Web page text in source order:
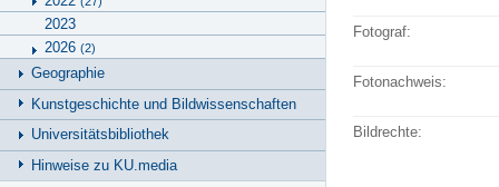
2023
2026 (2)
Geographie
Kunstgeschichte und Bildwissenschaften
Universitätsbibliothek
Hinweise zu KU.media
Fotograf:
Fotonachweis:
Bildrechte: